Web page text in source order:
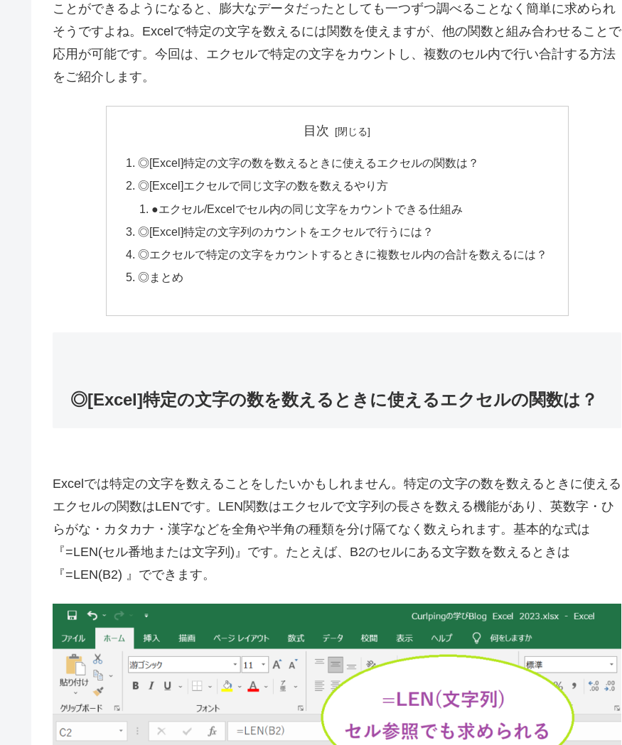
ことができるようになると、膨大なデータだったとしても一つずつ調べることなく簡単に求められ
そうですよね。Excelで特定の文字を数えるには関数を使えますが、他の関数と組み合わせることで
応用が可能です。今回は、エクセルで特定の文字をカウントし、複数のセル内で行い合計する方法
をご紹介します。
目次
◎[Excel]特定の文字の数を数えるときに使えるエクセルの関数は？
◎[Excel]エクセルで同じ文字の数を数えるやり方
●エクセル/Excelでセル内の同じ文字をカウントできる仕組み
◎[Excel]特定の文字列のカウントをエクセルで行うには？
◎エクセルで特定の文字をカウントするときに複数セル内の合計を数えるには？
◎まとめ
◎[Excel]特定の文字の数を数えるときに使えるエクセルの関数は？
Excelでは特定の文字を数えることをしたいかもしれません。特定の文字の数を数えるときに使える
エクセルの関数はLENです。LEN関数はエクセルで文字列の長さを数える機能があり、英数字・ひ
らがな・カタカナ・漢字などを全角や半角の種類を分け隔てなく数えられます。基本的な式は
『=LEN(セル番地または文字列)』です。たとえば、B2のセルにある文字数を数えるときは
『=LEN(B2) 』でできます。